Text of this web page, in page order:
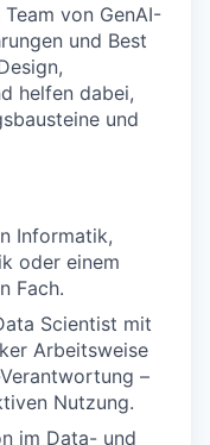
von GenAI-
und Best
helfen dabei,
und
Informatik,
oder einem
Fach.
Scientist mit
Arbeitsweise
–
Nutzung.
im Data- und